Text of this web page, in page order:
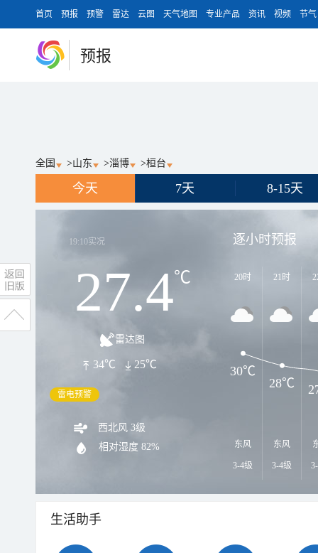
首页 预报 预警 雷达 云图 天气地图 专业产品 资讯 视频 节气
预报
全国 >山东 >淄博 >桓台
今天 7天 8-15天
19:10实况
27.4℃
雷达图
34℃ 25℃
雷电预警
西北风 3级
相对湿度 82%
逐小时预报
20时
东风
3-4级
21时
东风
3-4级
30℃
28℃
生活助手